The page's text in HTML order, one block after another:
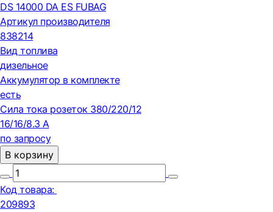
DS 14000 DA ES FUBAG
Артикул производителя
838214
Вид топлива
дизельное
Аккумулятор в комплекте
есть
Сила тока розеток 380/220/12
16/16/8.3 А
по запросу
В корзину
Код товара:
209893